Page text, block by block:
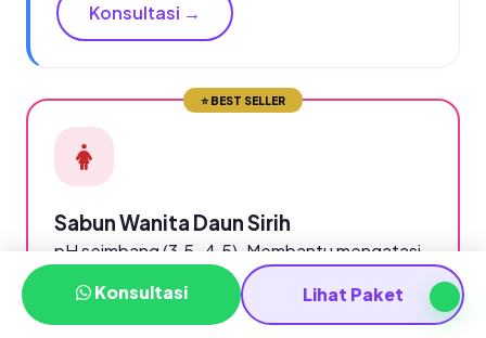
Konsultasi Lihat Paket
Konsultasi →
⭐ BEST SELLER
Sabun Wanita Daun Sirih
pH seimbang (3.5-4.5). Membantu mengatasi
keputihan, mencegah infeksi jamur & iritasi.
Anti-jamur